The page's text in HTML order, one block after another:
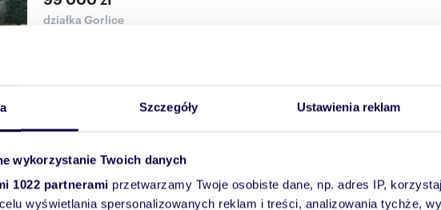
Szczegóły Ustawienia reklam
wykorzystanie Twoich danych
1022 partnerami przetwarzamy Twoje osobiste dane, np. adres IP,
wyświetlania spersonalizowanych reklam i treści, analizowania tychże,
działka Gorlice
Działka budowlana w Gorlicach (Sokół, wjazd z ulicy Sosnowej) o
działka na sprzedaż 827m2